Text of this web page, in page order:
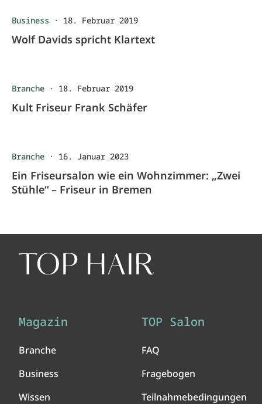
Business · 18. Februar 2019
Wolf Davids spricht Klartext
Branche · 18. Februar 2019
Kult Friseur Frank Schäfer
Branche · 16. Januar 2023
Ein Friseursalon wie ein Wohnzimmer: „Zwei
Stühle“ – Friseur in Bremen
Magazin
Branche
Business
Wissen
TOP Salon
FAQ
Fragebogen
Teilnahmebedingungen